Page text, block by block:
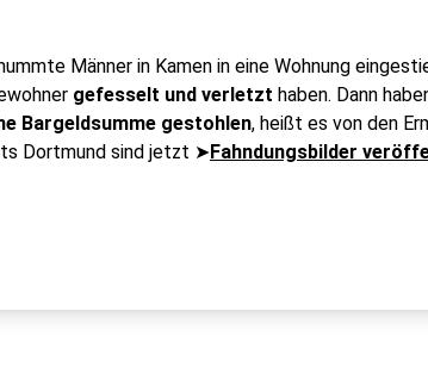
Männer in Kamen in eine Wohnung
gefesselt und verletzt haben. Dann
Bargeldsumme gestohlen, heißt es von den
Dortmund sind jetzt ➤Fahndungsbilder